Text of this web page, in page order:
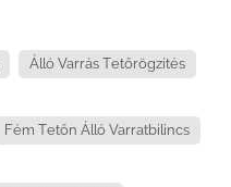
Álló Varrás Tetőrögzítés
Fém Tetőn Álló Varratbilincs